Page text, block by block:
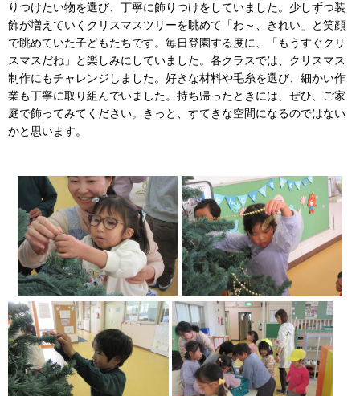
りつけたい物を選び、丁寧に飾りつけをしていました。少しずつ装
飾が増えていくクリスマスツリーを眺めて「わ～、きれい」と笑顔
で眺めていた子どもたちです。毎日登園する度に、「もうすぐクリ
スマスだね」と楽しみにしていました。各クラスでは、クリスマス
制作にもチャレンジしました。好きな材料や毛糸を選び、細かい作
業も丁寧に取り組んでいました。持ち帰ったときには、ぜひ、ご家
庭で飾ってみてください。きっと、すてきな空間になるのではない
かと思います。